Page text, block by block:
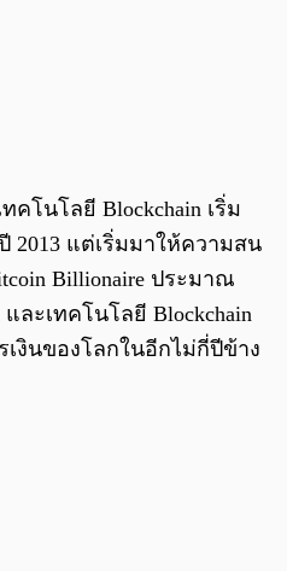
โนโลยี Blockchain เริ่ม
แต่เริ่มมาให้ความสน
Billionaire ประมาณ
ละเทคโนโลยี Blockchain
งินของโลกในอีกไม่กี่ปีข้าง